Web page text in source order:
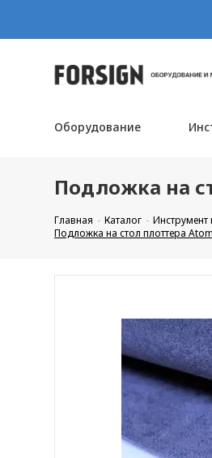
Оборудование
Подложка на
Главная Каталог Инструмент
Подложка на стол плоттера